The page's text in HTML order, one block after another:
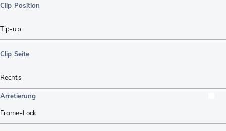
Clip Position
Tip-up
Clip Seite
Rechts
Arretierung
Frame-Lock